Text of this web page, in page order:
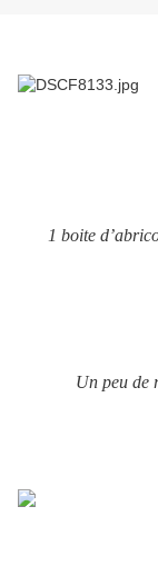
1 boite
Un peu de